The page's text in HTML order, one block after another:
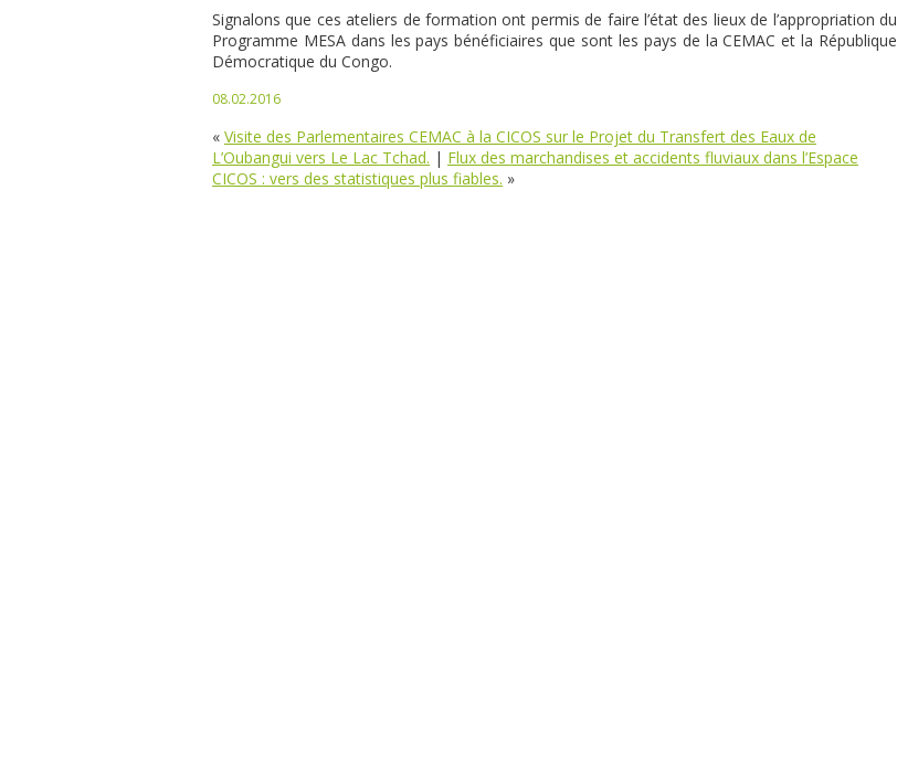
Signalons que ces ateliers de formation ont permis de faire l’état des lieux de l’appropriation du
Programme MESA dans les pays bénéficiaires que sont les pays de la CEMAC et la République
Démocratique du Congo.
08.02.2016
« Visite des Parlementaires CEMAC à la CICOS sur le Projet du Transfert des Eaux de
L’Oubangui vers Le Lac Tchad. | Flux des marchandises et accidents fluviaux dans l’Espace
CICOS : vers des statistiques plus fiables. »